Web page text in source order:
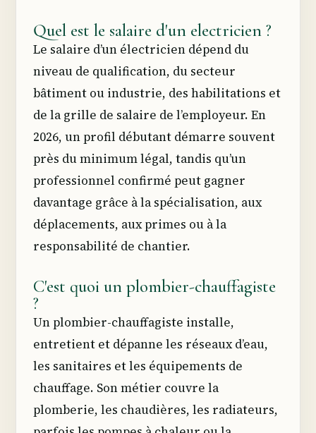
Quel est le salaire d'un electricien ?
Le salaire d’un électricien dépend du
niveau de qualification, du secteur
bâtiment ou industrie, des habilitations et
de la grille de salaire de l’employeur. En
2026, un profil débutant démarre souvent
près du minimum légal, tandis qu’un
professionnel confirmé peut gagner
davantage grâce à la spécialisation, aux
déplacements, aux primes ou à la
responsabilité de chantier.
C'est quoi un plombier-chauffagiste
?
Un plombier-chauffagiste installe,
entretient et dépanne les réseaux d’eau,
les sanitaires et les équipements de
chauffage. Son métier couvre la
plomberie, les chaudières, les radiateurs,